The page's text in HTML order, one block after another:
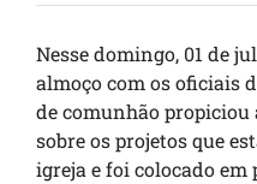
Nesse domingo, 01 de
almoço com os oficiais
de comunhão propiciou
sobre os projetos que
igreja e foi colocado